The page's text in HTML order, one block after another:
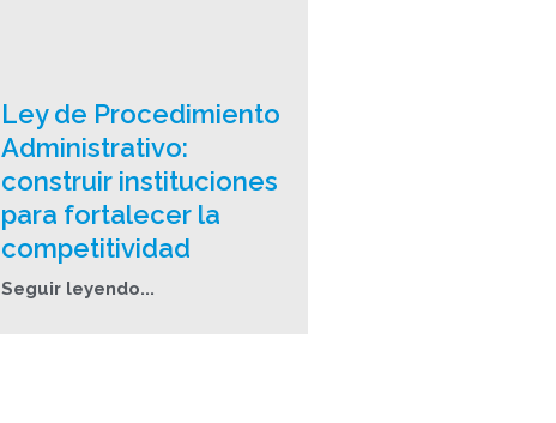
Ley de Procedimiento
Administrativo:
construir instituciones
para fortalecer la
competitividad
Seguir leyendo...